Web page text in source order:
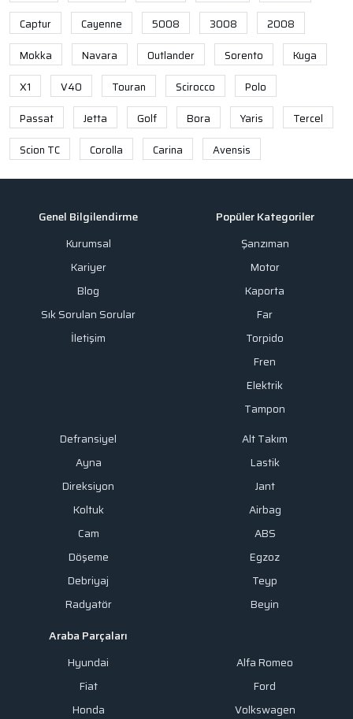
Captur
Cayenne 5008 3008
2008
Mokka
Navara Outlander Sorento
Kuga
X1
V40 Touran Scirocco
Polo
Passat
Jetta Golf Bora Yaris
Tercel
Scion TC
Corolla Carina Avensis
Genel Bilgilendirme
Kurumsal
Kariyer
Blog
Sık Sorulan Sorular
İletişim
Popüler Kategoriler
Şanzıman
Motor
Kaporta
Far
Torpido
Fren
Elektrik
Tampon
Defransiyel
Ayna
Direksiyon
Koltuk
Cam
Döşeme
Debriyaj
Radyatör
Alt Takım
Lastik
Jant
Airbag
ABS
Egzoz
Teyp
Beyin
Araba Parçaları
Hyundai
Fiat
Honda
Alfa Romeo
Ford
Volkswagen